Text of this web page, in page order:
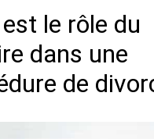
le rôle du
dans une
de